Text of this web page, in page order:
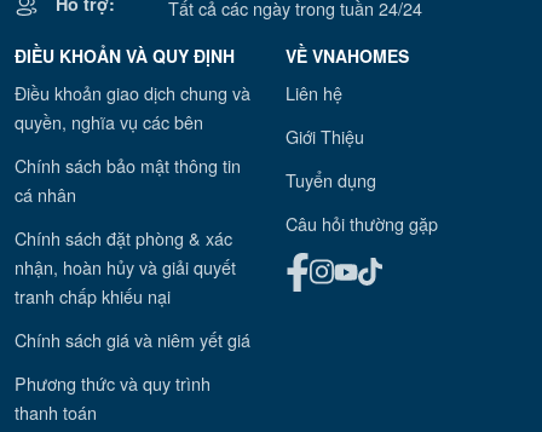
Tất cả các ngày trong tuần 24/24
ĐIỀU KHOẢN VÀ QUY ĐỊNH
Điều khoản giao dịch chung và
quyền, nghĩa vụ các bên
Chính sách bảo mật thông tin
cá nhân
Chính sách đặt phòng & xác
nhận, hoàn hủy và giải quyết
tranh chấp khiếu nại
Chính sách giá và niêm yết giá
Phương thức và quy trình
thanh toán
VỀ VNAHOMES
Liên hệ
Giới Thiệu
Tuyển dụng
Câu hỏi thường gặp